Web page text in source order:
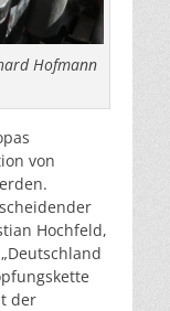
Hofmann
von
Hochfeld,
der